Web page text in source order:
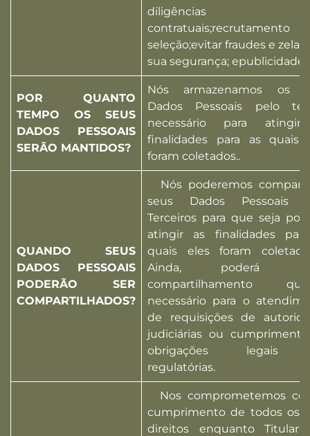
diligências
seleção;evitar fraudes e zelar
sua segurança; epublicidade.
POR QUANTO
TEMPO OS SEUS
DADOS PESSOAIS
SERÃO MANTIDOS?
Nós armazenamos os
Dados Pessoais pelo
necessário para
finalidades para as quais
foram coletados..
QUANDO SEUS
DADOS PESSOAIS
PODERÃO SER
COMPARTILHADOS?
Nós poderemos
seus Dados Pessoais
Terceiros para que seja
atingir as finalidades
quais eles foram
Ainda, poderá
compartilhamento
necessário para o
de requisições de
judiciárias ou
obrigações legais
regulatórias.
Nos comprometemos
cumprimento de todos os
direitos enquanto Titular.